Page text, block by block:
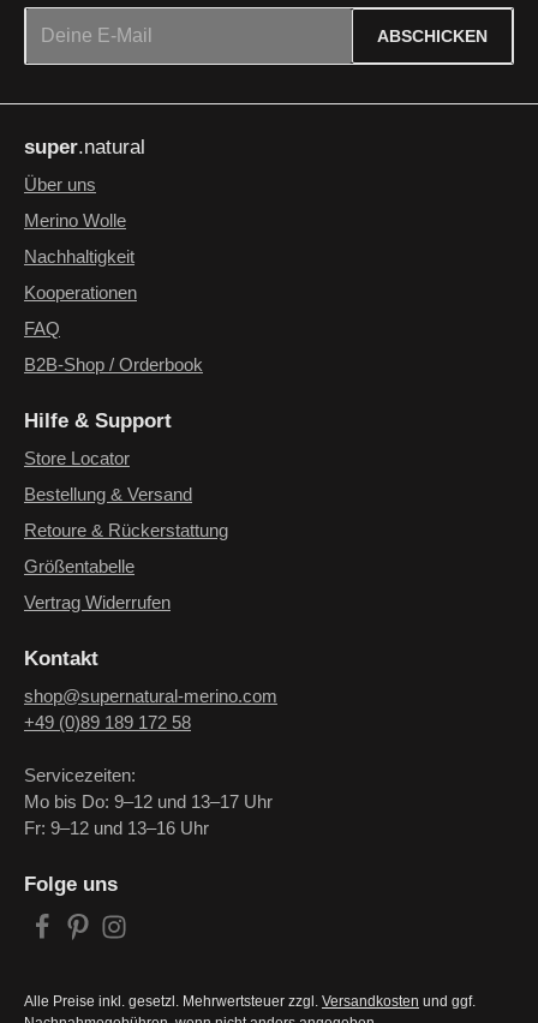
ABSCHICKEN
genommen und die
einverstanden.
Die mit einem Stern (*) markierten Felder sind Pflichtfelder.
Folge uns
Alle Preise inkl. gesetzl. Mehrwertsteuer zzgl. Versandkosten und ggf.
super.natural
Über uns
Merino Wolle
Nachhaltigkeit
Kooperationen
FAQ
B2B-Shop / Orderbook
Hilfe & Support
Store Locator
Bestellung & Versand
Retoure & Rückerstattung
Größentabelle
Vertrag Widerrufen
Kontakt
shop@supernatural-merino.com
+49 (0)89 189 172 58
Servicezeiten:
Mo bis Do: 9–12 und 13–17 Uhr
Fr: 9–12 und 13–16 Uhr